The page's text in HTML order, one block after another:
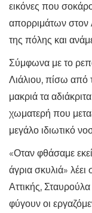
εικόνες που
απορριμάτων στον
της πόλης και
Σύμφωνα με το
Λιάλιου, πίσω
μακριά τα
χωματερή που
μεγάλο ιδιωτικό
«Οταν φθάσαμε
άγρια σκυλιά» λέει
Αττικής,
φύγουν οι